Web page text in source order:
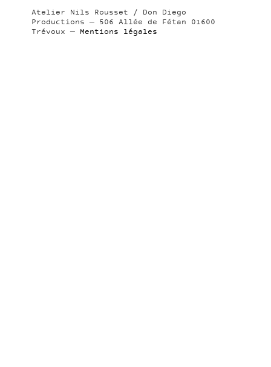
Atelier Nils Rousset / Don Diego
Productions — 506 Allée de Fétan 01600
Trévoux — Mentions légales